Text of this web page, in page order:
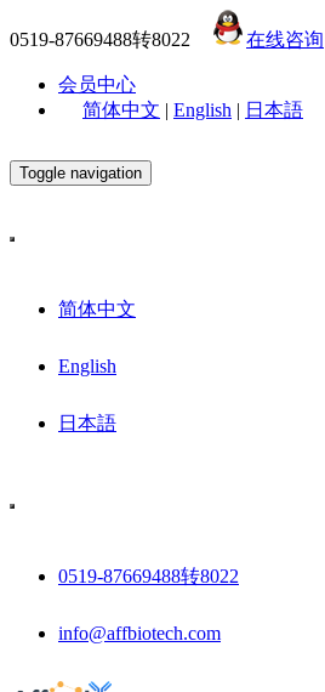
0519-87669488转8022 在线咨询
会员中心
简体中文 | English | 日本語
Toggle navigation
简体中文
English
日本語
0519-87669488转8022
info@affbiotech.com